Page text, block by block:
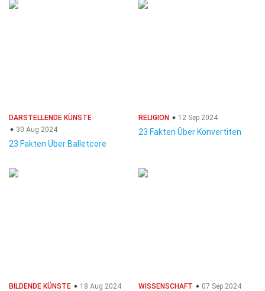
DARSTELLENDE KÜNSTE
30 Aug 2024
23 Fakten Über Balletcore
RELIGION 12 Sep 2024
23 Fakten Über Konvertiten
BILDENDE KÜNSTE 18 Aug 2024 WISSENSCHAFT 07 Sep 2024